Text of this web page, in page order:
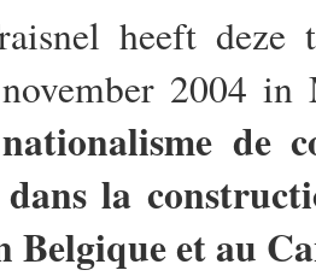
heeft deze
2004
de
la
Belgique et au